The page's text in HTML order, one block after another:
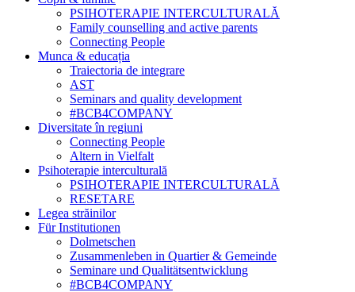
PSIHOTERAPIE INTERCULTURALĂ
Family counselling and active parents
Connecting People
Munca & educația
Traiectoria de integrare
AST
Seminars and quality development
#BCB4COMPANY
Diversitate în regiuni
Connecting People
Altern in Vielfalt
Psihoterapie interculturală
PSIHOTERAPIE INTERCULTURALĂ
RESETARE
Legea străinilor
Für Institutionen
Dolmetschen
Zusammenleben in Quartier & Gemeinde
Seminare und Qualitätsentwicklung
#BCB4COMPANY